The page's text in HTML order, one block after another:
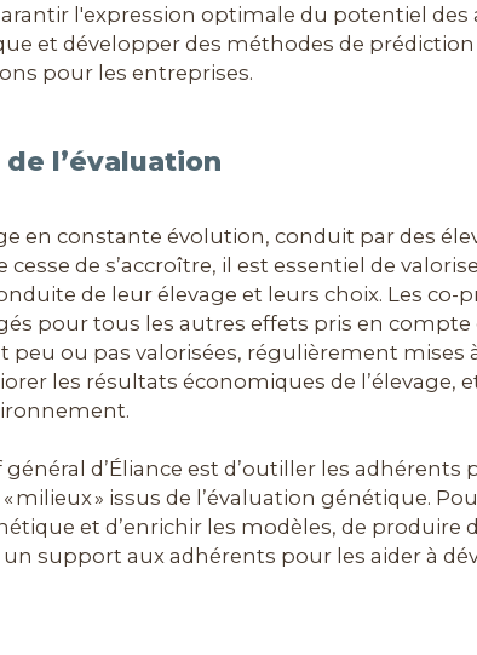
l'expression optimale du potentiel des
et développer des méthodes de
pour les entreprises.
l’évaluation
en constante évolution, conduit par des
de s’accroître, il est essentiel de
de leur élevage et leurs choix. Les co-
pour tous les autres effets pris en
peu ou pas valorisées, régulièrement
les résultats économiques de l’élevage,
général d’Éliance est d’outiller les
milieux » issus de l’évaluation génétique.
et d’enrichir les modèles, de produire
support aux adhérents pour les aider à